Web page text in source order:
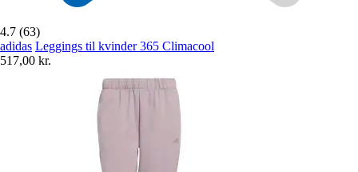
4.7 (63)
adidas Leggings til kvinder 365 Climacool
517,00 kr.